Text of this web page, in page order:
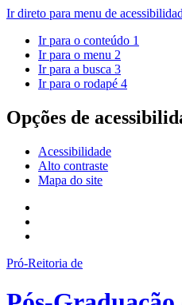
Ir direto para menu de
Ir para o conteúdo 1
Ir para o menu 2
Ir para a busca 3
Ir para o rodapé 4
Opções de
Acessibilidade
Alto contraste
Mapa do site
Pró-Reitoria de